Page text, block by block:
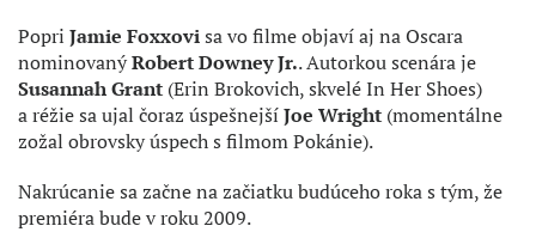
Popri Jamie Foxxovisa vo filme objaví aj na Oscara
nominovanýRobert Downey Jr.. Autorkou scenára je
Susannah Grant (Erin Brokovich, skvelé In Her Shoes)
a réžie sa ujal čoraz úspešnejšíJoe Wright (momentálne
zožal obrovsky úspech s filmom Pokánie).
Nakrúcanie sa začne na začiatku budúceho roka s tým, že
premiéra bude v roku 2009.